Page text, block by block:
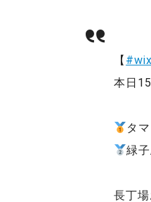
【
本日
タ
緑
長丁